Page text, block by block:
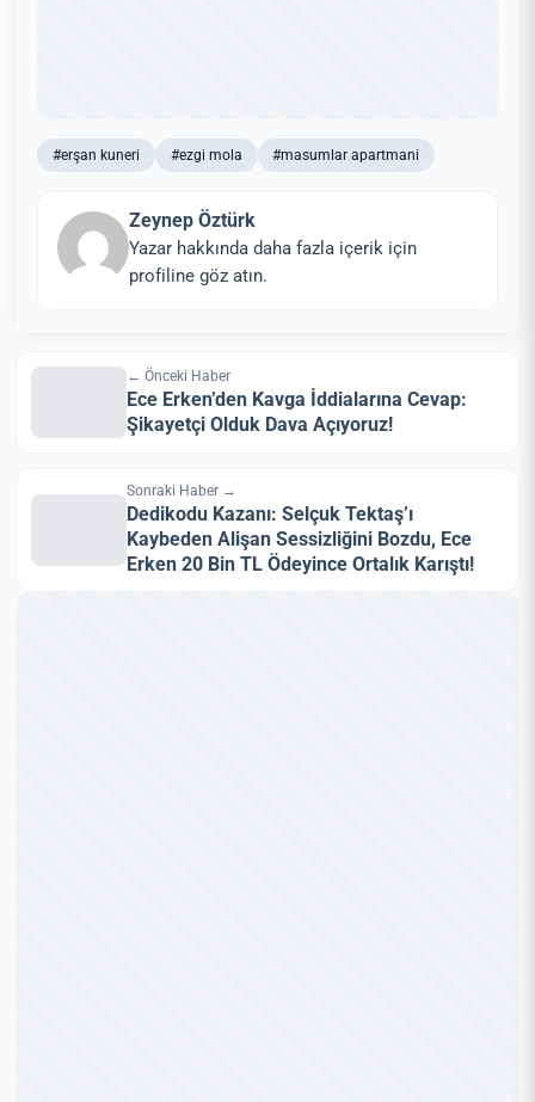
#erşan kuneri #ezgi mola #masumlar apartmani
Zeynep Öztürk
Yazar hakkında daha fazla içerik için
profiline göz atın.
← Önceki Haber
Ece Erken’den Kavga İddialarına Cevap:
Şikayetçi Olduk Dava Açıyoruz!
Sonraki Haber →
Dedikodu Kazanı: Selçuk Tektaş’ı
Kaybeden Alişan Sessizliğini Bozdu, Ece
Erken 20 Bin TL Ödeyince Ortalık Karıştı!